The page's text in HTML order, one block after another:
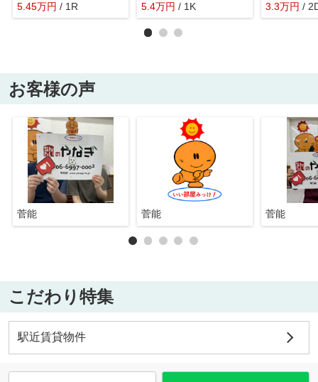
5.45万円 / 1R
5.4万円 / 1K
3.3万円 /
お客様の声
菅能 菅能 菅能
こだわり特集
駅近賃貸物件